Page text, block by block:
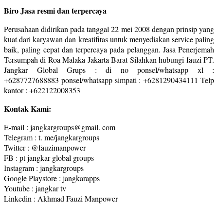
Biro Jasa resmi dan terpercaya
Perusahaan didirikan pada tanggal 22 mei 2008 dengan prinsip yang
kuat dari karyawan dan kreatifitas untuk menyediakan service paling
baik, paling cepat dan terpercaya pada pelanggan. Jasa Penerjemah
Tersumpah di Roa Malaka Jakarta Barat Silahkan hubungi fauzi PT.
Jangkar Global Grups : di no ponsel/whatsapp xl :
+6287727688883 ponsel/whatsapp simpati : +6281290434111 Telp
kantor : +622122008353
Kontak Kami:
E-mail : jangkargroups@gmail. com
Telegram : t. me/jangkargroups
Twitter : @fauzimanpower
FB : pt jangkar global groups
Instagram : jangkargroups
Google Playstore : jangkarapps
Youtube : jangkar tv
Linkedin : Akhmad Fauzi Manpower